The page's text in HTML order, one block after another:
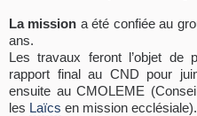
La mission a été confiée au
ans.
Les travaux feront l’objet de
rapport final au CND pour
ensuite au CMOLEME
les Laïcs en mission ecclésiale).